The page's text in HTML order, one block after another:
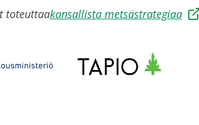
toteuttaakansallista metsästrategiaa